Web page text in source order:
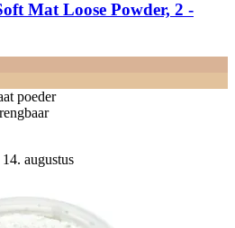
Mat Loose Powder, 2 -​
poeder
augustus